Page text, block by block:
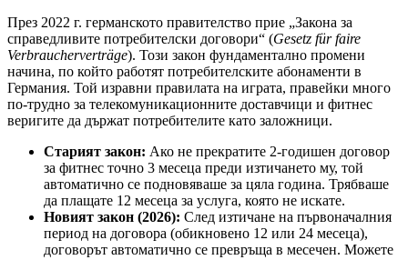
През 2022 г. германското правителство прие „Закона за
справедливите потребителски договори“ (Gesetz für faire
Verbraucherverträge). Този закон фундаментално промени
начина, по който работят потребителските абонаменти в
Германия. Той изравни правилата на играта, правейки много
по-трудно за телекомуникационните доставчици и фитнес
веригите да държат потребителите като заложници.
Старият закон: Ако не прекратите 2-годишен договор
за фитнес точно 3 месеца преди изтичането му, той
автоматично се подновяваше за цяла година. Трябваше
да плащате 12 месеца за услуга, която не искате.
Новият закон (2026): След изтичане на първоначалния
период на договора (обикновено 12 или 24 месеца),
договорът автоматично се превръща в месечен. Можете